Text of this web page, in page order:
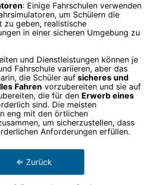
: Einige Fahrschulen verwenden
um Schülern die
zu geben, realistische
in einer sicheren Umgebung zu
und Dienstleistungen können je
Fahrschule variieren, aber das
die Schüler auf sicheres und
Fahren vorzubereiten und sie auf
die für den Erwerb eines
sind. Die meisten
eng mit den örtlichen
um sicherzustellen, dass
Anforderungen erfüllen.
⇐ Zurück